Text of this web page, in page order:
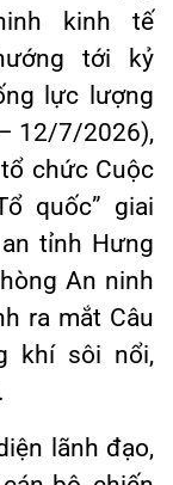
kinh tế
tới kỷ
lực lượng
12/7/2026),
chức Cuộc
quốc” giai
tỉnh Hưng
An ninh
ra mắt Câu
khí sôi nổi,
lãnh đạo,